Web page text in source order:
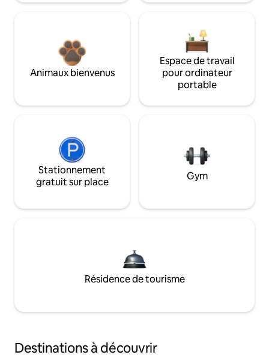
Animaux bienvenus
Espace de travail
pour ordinateur
portable
Stationnement
gratuit sur place
Gym
Résidence de tourisme
Destinations à découvrir